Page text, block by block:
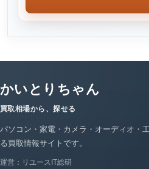
かいとりちゃん
買取相場から、探せる
パソコン・家電・カメラ・オーディオ・
る買取情報サイトです。
運営：リユースIT総研